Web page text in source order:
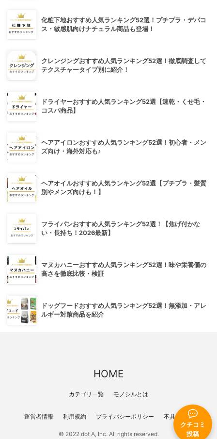
クチコミ
投稿
化粧下地おすすめ人気ランキング52選！プチプラ・デパコ
ス・敏感肌向けナチュラル商品も登場！
クレンジングおすすめ人気ランキング52選！徹底調査して
テクスチャータイプ別に紹介！
ドライヤーおすすめ人気ランキング52選【速乾・くせ毛・
コスパ商品】
ヘアアイロンおすすめ人気ランキング52選！初心者・メン
ズ向け・海外対応も♪
ヘアオイルおすすめ人気ランキング52選【プチプラ・髪質
別やメンズ向けも！】
フライパンおすすめ人気ランキング52選！【焦げ付かな
い・長持ち！2026最新】
マヌカハニーおすすめ人気ランキング52選！味や栄養価の
高さを徹底比較・検証
ドッグフードおすすめ人気ランキング52選！無添加・アレ
ルギー対策商品を紹介
HOME
カテゴリ一覧 モノシルとは
運営者情報 利用規約 プライバシーポリシー 不具合報告
© 2022 dot A, Inc. All rights reserved.